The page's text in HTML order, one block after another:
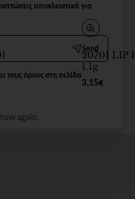
αποκλειστικά για
Send
τους όρους στη σελίδα
again.
20701 LIP
1.1g
3,15€